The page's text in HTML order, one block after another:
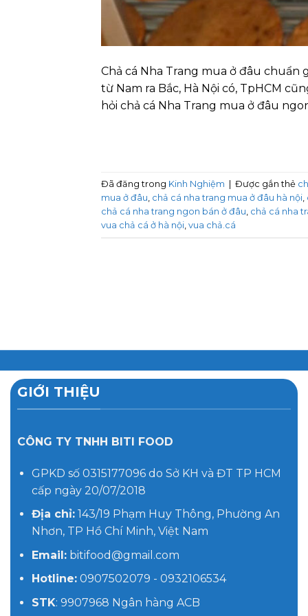
Chả cá Nha Trang mua ở đâu chuẩn
từ Nam ra Bắc, Hà Nội có, TpHCM
hỏi chả cá Nha Trang mua ở đâu
Đã đăng trong Kinh Nghiệm | Được gắn thẻ
mua ở đâu chả cá nha trang mua ở đâu hà nội
chả cá nha trang ngon bán ở đâu chả cá nha
vua chả cá ở hà nội vua chả.cá
GIỚI THIỆU
CÔNG TY TNHH BITI FOOD
GPKD số 0315177096 do Sở KH và ĐT TP HCM
cấp ngày 20/07/2018
Địa chỉ:143/19 Phạm Huy Thông, Phường An
Nhơn, TP Hồ Chí Minh, Việt Nam
Email:bitifood@gmail.com
Hotline:0907502079 - 0932106534
STK: 9907968 Ngân hàng ACB